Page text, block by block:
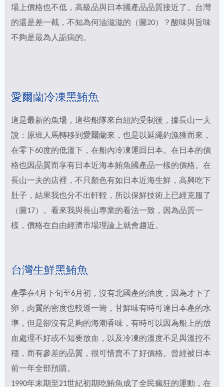
場上價格也不低，高級品與日本國產品品質接近了。台灣
的還是差一截，不知為何油滋滋的（圖20）？酸味與旨味
不夠是最為人詬病的。
愛爾蘭冷凍黑鮪魚
這是最新的魚場，這些船隊來自紐約受制後，據長山一夫
說：原班人馬轉移到愛爾蘭來，也是以延繩釣漁獲而來，
在零下60度的低溫下，在船內冷凍運回日本。在日本的價
格也因品質而享有日本近海本鮪魚國產品一樣的價格。在
長山一夫的店裡，不只顏色有如日本近海生鮮，高興吃下
肚子，結果我也分不出軒輊，所以保鮮技術上已經克服了
（圖17）。看來我與長山專業的看法一致，因為品質一
樣，價格在自由經濟市場理論上就會趨近。
台灣生鮮黑鮪魚
產季在4月下旬至6月初，沒有北國產的油度，因為才下了
卵，肉質的密度也較遜一籌，甘鮮味有時可達日本產的水
準，但是卻沒有足夠的海潮香味，有時可以因為船上的放
血處理不好或不知要放血，以及冷凍的溫度不足與溫控不
穩，而有參差的品質，很可惜賣不了好價格。曾經被日本
前一年全部預購。
1990年末期至21世紀初期吃鮪魚成了全民瘋狂的運動，在